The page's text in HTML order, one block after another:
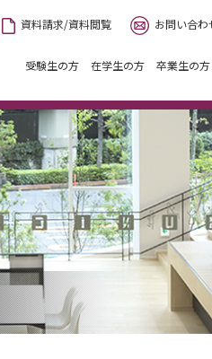
資料請求/資料閲覧 お問い合
受験生の方 在学生の方 卒業生の方